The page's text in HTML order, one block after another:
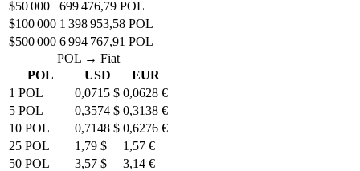
$50 000
699 476,79 POL
$100 000 1 398 953,58 POL
$500 000 6 994 767,91 POL
POL → Fiat
POL
USD
EUR
1 POL
0,0715 $ 0,0628 €
5 POL
0,3574 $ 0,3138 €
10 POL
0,7148 $ 0,6276 €
25 POL
1,79 $
1,57 €
50 POL
3,57 $
3,14 €